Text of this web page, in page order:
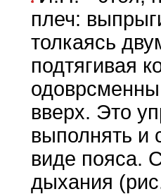
плеч:
толкаясь
подтягивая
вверх. Это
выполнять и
виде пояса.
дыхания